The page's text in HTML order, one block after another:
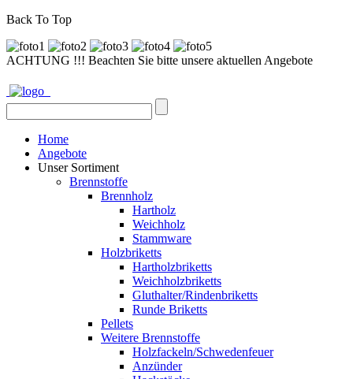
Back To Top
ACHTUNG !!! Beachten Sie bitte unsere aktuellen Angebote
Home
Angebote
Unser Sortiment
Brennstoffe
Brennholz
Hartholz
Weichholz
Stammware
Holzbriketts
Hartholzbriketts
Weichholzbriketts
Gluthalter/Rindenbriketts
Runde Briketts
Pellets
Weitere Brennstoffe
Holzfackeln/Schwedenfeuer
Anzünder